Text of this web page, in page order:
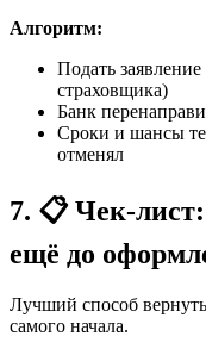
Алгоритм:
Подать
страховщика)
Банк
Сроки и шансы
отменял
7. 📋 Чек-
ещё до
Лучший способ
самого начала.